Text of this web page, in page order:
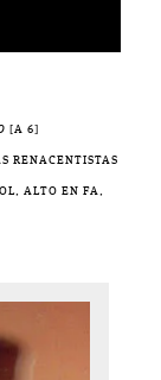
[A 6]
RENACENTISTAS
ALTO EN FA,